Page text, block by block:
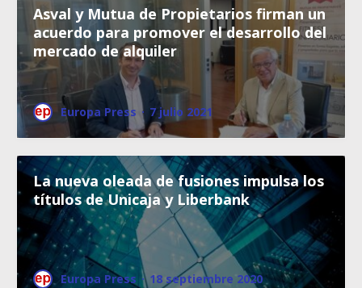
Asval y Mutua de Propietarios firman un
acuerdo para promover el desarrollo del
mercado de alquiler
Europa Press · 7 julio 2021
La nueva oleada de fusiones impulsa los
títulos de Unicaja y Liberbank
Europa Press · 18 septiembre 2020